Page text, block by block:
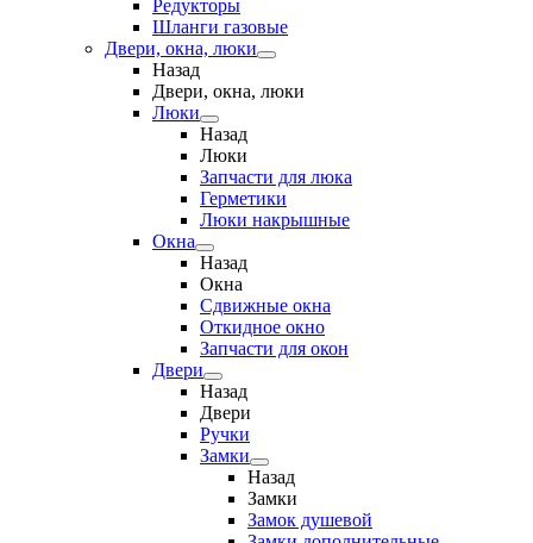
Редукторы
Шланги газовые
Двери, окна, люки
Назад
Двери, окна, люки
Люки
Назад
Люки
Запчасти для люка
Герметики
Люки накрышные
Окна
Назад
Окна
Сдвижные окна
Откидное окно
Запчасти для окон
Двери
Назад
Двери
Ручки
Замки
Назад
Замки
Замок душевой